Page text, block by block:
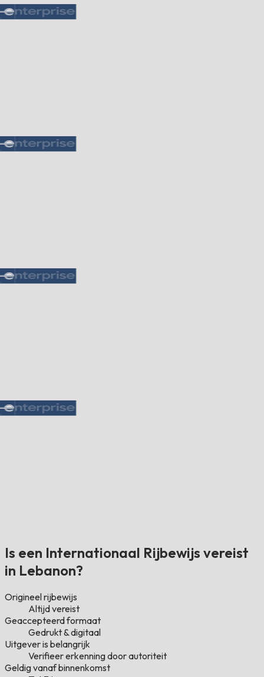
Is een Internationaal Rijbewijs vereist
in Lebanon?
Origineel rijbewijs
Altijd vereist
Geaccepteerd formaat
Gedrukt & digitaal
Uitgever is belangrijk
Verifieer erkenning door autoriteit
Geldig vanaf binnenkomst